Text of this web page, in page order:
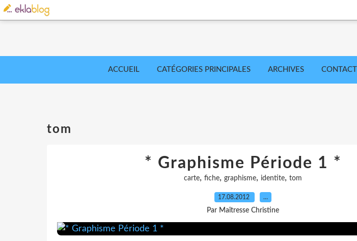
ACCUEIL CATÉGORIES PRINCIPALES ARCHIVES CONTACT
tom
* Graphisme Période 1 *
carte, fiche, graphisme, identite, tom
17.08.2012 …
Par Maîtresse Christine